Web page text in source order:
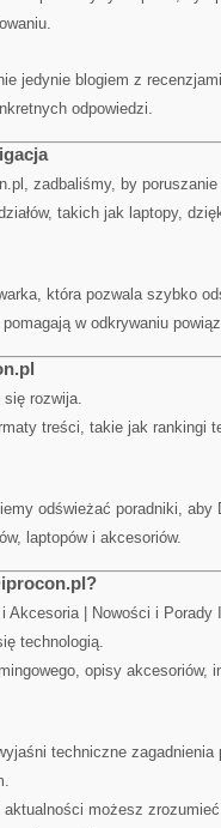
jedynie blogiem z
odpowiedzi.
zadbaliśmy, by
takich jak laptopy,
która pozwala szybko
w odkrywaniu
się rozwija.
treści, takie jak rankingi
odświeżać poradniki, aby
laptopów i akcesoriów.
Akcesoria | Nowości i
technologią.
opisy akcesoriów,
techniczne
aktualności możesz